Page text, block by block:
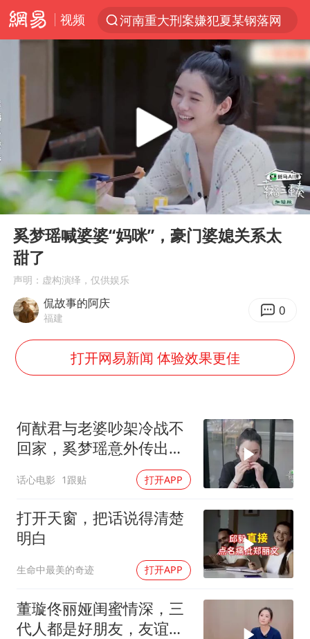
视频
河南重大刑案嫌犯夏某钢落网
光影经济撬动暑期消费新蓝海
陈思诚零点晒照为佟丽娅庆生
郑丽文：台湾从来没有“独立”过
36岁男演员成景区NPC后人气爆棚
情侣平潭拍日出坠崖1死1伤
全民健身事业高质量发展
上四休三，但降薪1000元，你接受吗？
商场现钱学森巨幅海报 负责人回应
几元成本的AI广告导致千万市值蒸发
老挝国会主席赛宋蓬逝世
白海豚将正面袭击贯穿浙江
酒店回应车内过夜被收150元
黄金牛市回来了吗
乐享全民健身 共筑健康中国
Play
00:00 00:29
奚梦瑶喊婆婆“妈咪”，豪门婆媳关系太
甜了
声明：虚构演绎，仅供娱乐
侃故事的阿庆
福建 0
打开网易新闻 体验效果更佳
何猷君与老婆吵架冷战不
回家，奚梦瑶意外传出怀
孕消息，何猷君态度大转
变
话心电影 1跟贴 打开APP
打开天窗，把话说得清楚
明白
生命中最美的奇迹 打开APP
董璇佟丽娅闺蜜情深，三
代人都是好朋友，友谊令